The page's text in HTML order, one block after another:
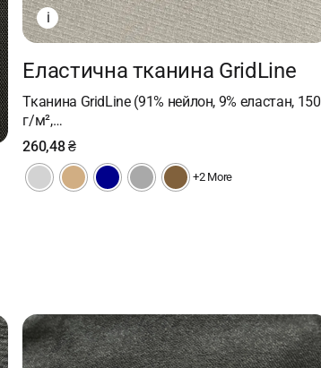
i
Еластична тканина GridLine
Тканина GridLine (91% нейлон, 9% еластан, 150
г/м²,…
260,48₴
+2 More